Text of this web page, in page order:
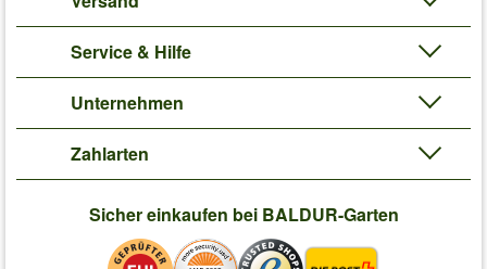
Service & Hilfe
Unternehmen
Zahlarten
Sicher einkaufen bei BALDUR-Garten